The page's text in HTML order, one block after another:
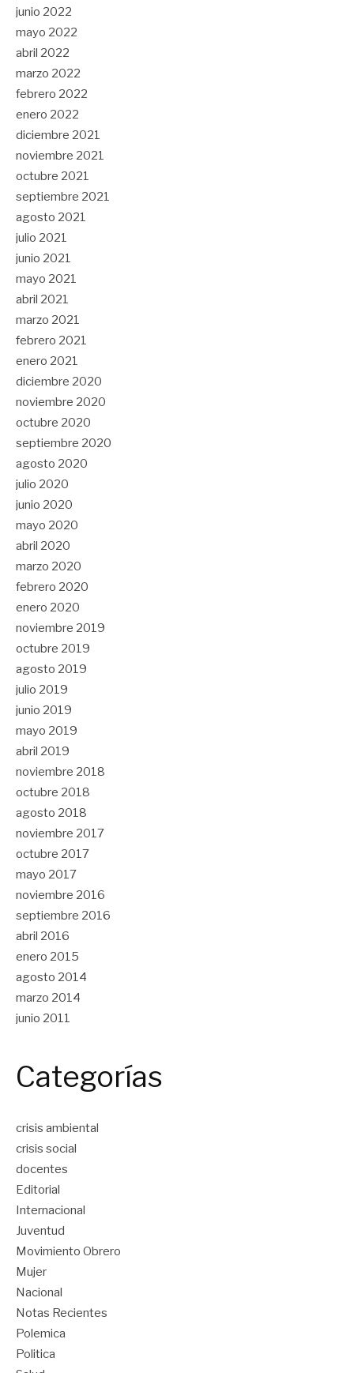
junio 2022
mayo 2022
abril 2022
marzo 2022
febrero 2022
enero 2022
diciembre 2021
noviembre 2021
octubre 2021
septiembre 2021
agosto 2021
julio 2021
junio 2021
mayo 2021
abril 2021
marzo 2021
febrero 2021
enero 2021
diciembre 2020
noviembre 2020
octubre 2020
septiembre 2020
agosto 2020
julio 2020
junio 2020
mayo 2020
abril 2020
marzo 2020
febrero 2020
enero 2020
noviembre 2019
octubre 2019
agosto 2019
julio 2019
junio 2019
mayo 2019
abril 2019
noviembre 2018
octubre 2018
agosto 2018
noviembre 2017
octubre 2017
mayo 2017
noviembre 2016
septiembre 2016
abril 2016
enero 2015
agosto 2014
marzo 2014
junio 2011
Categorías
crisis ambiental
crisis social
docentes
Editorial
Internacional
Juventud
Movimiento Obrero
Mujer
Nacional
Notas Recientes
Polemica
Politica